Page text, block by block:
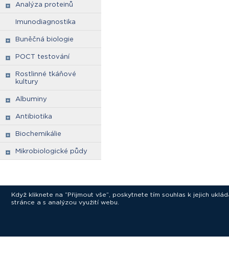
Analýza proteinů
Imunodiagnostika
Buněčná biologie
POCT testování
Rostlinné tkáňové
kultury
Albuminy
Antibiotika
Biochemikálie
Mikrobiologické půdy
Když kliknete na “Přijmout vše”, poskytnete tím souhlas k jejich
stránce a s analýzou využití webu.